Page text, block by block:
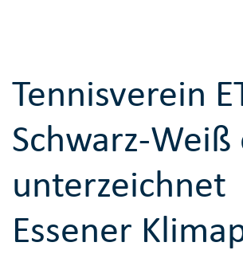
Tennisverein
Schwarz-Weiß
unterzeichnet
Essener